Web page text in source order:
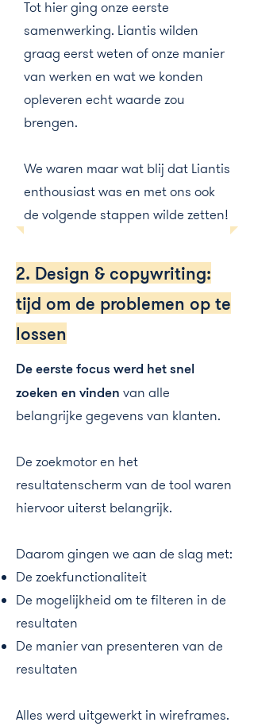
Tot hier ging onze eerste
samenwerking. Liantis wilden
graag eerst weten of onze manier
van werken en wat we konden
opleveren echt waarde zou
brengen.
We waren maar wat blij dat Liantis
enthousiast was en met ons ook
de volgende stappen wilde zetten!
2. Design & copywriting:
tijd om de problemen op te
lossen
De eerste focus werd het snel
zoeken en vinden van alle
belangrijke gegevens van klanten.
De zoekmotor en het
resultatenscherm van de tool waren
hiervoor uiterst belangrijk.
Daarom gingen we aan de slag met:
De zoekfunctionaliteit
De mogelijkheid om te filteren in de
resultaten
De manier van presenteren van de
resultaten
Alles werd uitgewerkt in wireframes.